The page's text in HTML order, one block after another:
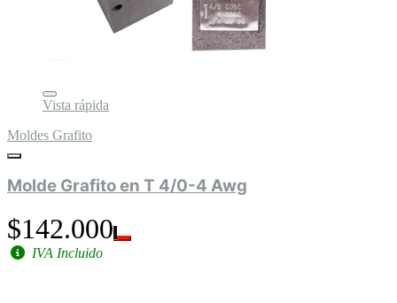
Vista rápida
Moldes Grafito
Molde Grafito en T 4/0-4 Awg
$142.000
IVA Incluido